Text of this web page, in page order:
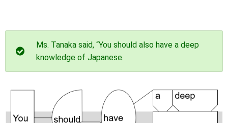
Ms. Tanaka said, “You should also have a deep
knowledge of Japanese.